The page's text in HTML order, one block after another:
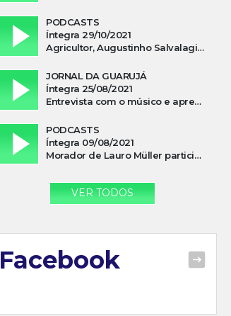
PODCASTS
Íntegra 29/10/2021
Agricultor, Augustinho Salvalagio, relata sobre aparição do Cavaleiro Negro no Rio das Furnas
JORNAL DA GUARUJÁ
Íntegra 25/08/2021
Entrevista com o músico e apresentador, Lismael Ferrareis, no Cidade e Campo
PODCASTS
Íntegra 09/08/2021
Morador de Lauro Müller participa de motociata em apoio a Bolsonaro
VER TODOS
Facebook